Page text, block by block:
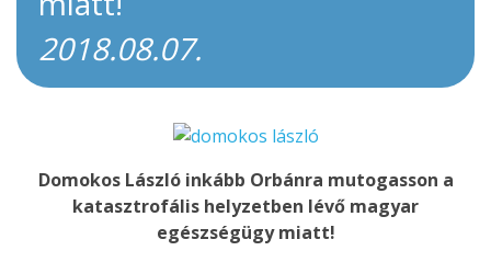
2018.08.07.
Domokos László inkább Orbánra mutogasson a
katasztrofális helyzetben lévő magyar
egészségügy miatt!